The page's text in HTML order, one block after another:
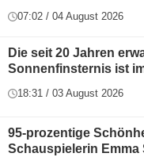
07:02 / 04 August 2026
Die seit 20 Jahren
Sonnenfinsternis ist
18:31 / 03 August 2026
95-prozentige
Schauspielerin